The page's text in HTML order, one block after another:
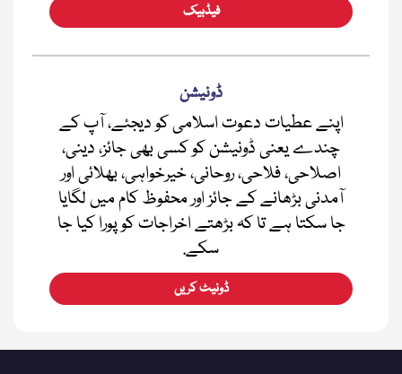
فیڈبیک
ڈونیشن
اپنے عطیات دعوت اسلامی کو دیجئے، آپ کے
چندے یعنی ڈونیشن کو کسی بھی جائز، دینی،
اصلاحی، فلاحی، روحانی، خیرخواہی، بھلائی اور
آمدنی بڑھانے کے جائز اور محفوظ کام میں لگایا
جا سکتا ہے تا کہ بڑھتے اخراجات کو پورا کیا جا
سکے.
ڈونیٹ کریں